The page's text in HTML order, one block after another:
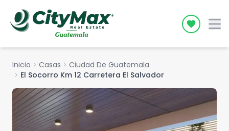
Icon
Inicio chevron_right Casas chevron_right Ciudad De Guatemala
chevron_right El Socorro Km 12 Carretera El Salvador